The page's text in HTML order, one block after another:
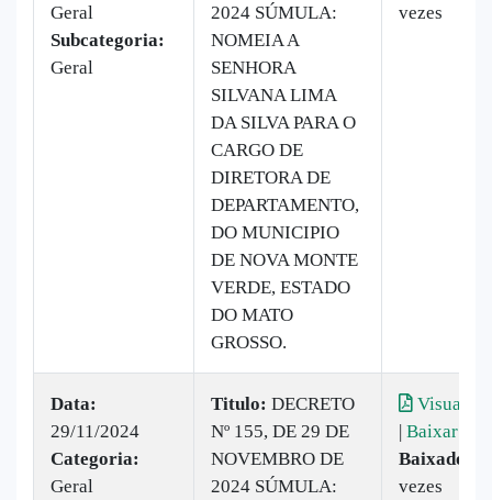
Geral
Subcategoria:
Geral
2024 SÚMULA:
NOMEIA A
SENHORA
SILVANA LIMA
DA SILVA PARA O
CARGO DE
DIRETORA DE
DEPARTAMENTO,
DO MUNICIPIO
DE NOVA MONTE
VERDE, ESTADO
DO MATO
GROSSO.
vezes
Data:
29/11/2024
Categoria:
Geral
Titulo: DECRETO
Nº 155, DE 29 DE
NOVEMBRO DE
2024 SÚMULA:
| Baixar
Baixado:
vezes